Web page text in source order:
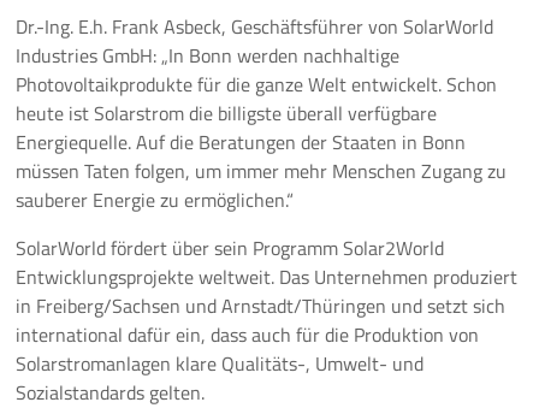
Branchenmeldungen
Statements
Positionen
Jobs
Mediathek
Akkreditierung
Mehr
Dr.-Ing. E.h. Frank Asbeck, Geschäftsführer von SolarWorld
Industries GmbH: „In Bonn werden nachhaltige
Photovoltaikprodukte für die ganze Welt entwickelt. Schon
heute ist Solarstrom die billigste überall verfügbare
Energiequelle. Auf die Beratungen der Staaten in Bonn
müssen Taten folgen, um immer mehr Menschen Zugang zu
sauberer Energie zu ermöglichen.“
SolarWorld fördert über sein Programm Solar2World
Entwicklungsprojekte weltweit. Das Unternehmen produziert
in Freiberg/Sachsen und Arnstadt/Thüringen und setzt sich
international dafür ein, dass auch für die Produktion von
Solarstromanlagen klare Qualitäts-, Umwelt- und
Sozialstandards gelten.